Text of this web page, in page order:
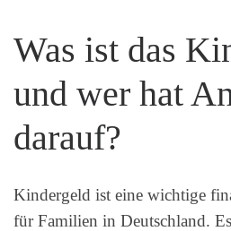
Was ist das
und wer hat
darauf?
Kindergeld ist eine wichtige
für Familien in Deutschland.